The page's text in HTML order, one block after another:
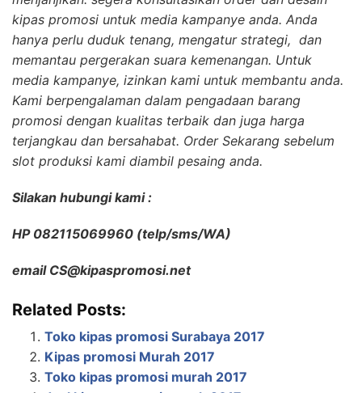
kipas promosi untuk media kampanye anda. Anda
hanya perlu duduk tenang, mengatur strategi, dan
memantau pergerakan suara kemenangan. Untuk
media kampanye, izinkan kami untuk membantu anda.
Kami berpengalaman dalam pengadaan barang
promosi dengan kualitas terbaik dan juga harga
terjangkau dan bersahabat. Order Sekarang sebelum
slot produksi kami diambil pesaing anda.
Silakan hubungi kami :
HP 082115069960 (telp/sms/WA)
email CS@kipaspromosi.net
Related Posts:
Toko kipas promosi Surabaya 2017
Kipas promosi Murah 2017
Toko kipas promosi murah 2017